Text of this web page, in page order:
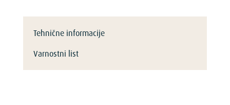
Tehnične informacije
Varnostni list